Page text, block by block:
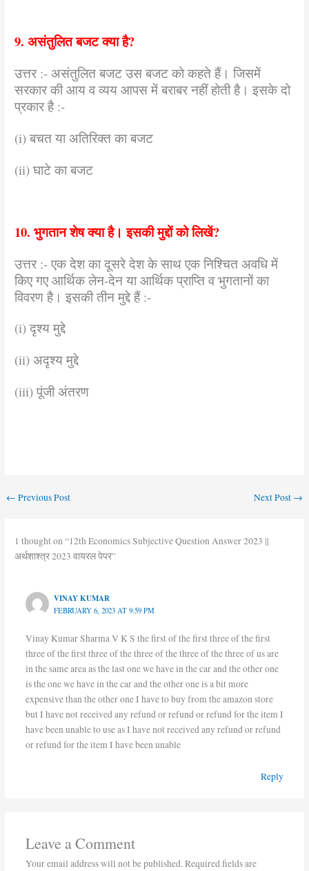
9. असंतुलित बजट क्या है?
उत्तर :- असंतुलित बजट उस बजट को कहते हैं। जिसमें
सरकार की आय व व्यय आपस में बराबर नहीं होती है। इसके दो
प्रकार है :-
(i) बचत या अतिरिक्त का बजट
(ii) घाटे का बजट
10. भुगतान शेष क्या है। इसकी मुद्दों को लिखें?
उत्तर :- एक देश का दूसरे देश के साथ एक निश्चित अवधि में
किए गए आर्थिक लेन-देन या आर्थिक प्राप्ति व भुगतानों का
विवरण है। इसकी तीन मुद्दे हैं :-
(i) दृश्य मुद्दे
(ii) अदृश्य मुद्दे
(iii) पूंजी अंतरण
← Previous Post Next Post →
1 thought on “12th Economics Subjective Question Answer 2023 ||
अर्थशाश्त्र 2023 वायरल पेपर”
VINAY KUMAR
FEBRUARY 6, 2023 AT 9:59 PM
Vinay Kumar Sharma V K S the first of the first three of the first
three of the first three of the three of the three of the three of us are
in the same area as the last one we have in the car and the other one
is the one we have in the car and the other one is a bit more
expensive than the other one I have to buy from the amazon store
but I have not received any refund or refund or refund for the item I
have been unable to use as I have not received any refund or refund
or refund for the item I have been unable
Reply
Leave a Comment
Your email address will not be published.Required fields are